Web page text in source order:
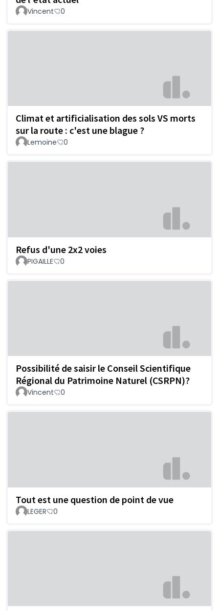
Vincent 0
Climat et artificialisation des sols VS morts
sur la route : c'est une blague ?
Lemoine 0
Refus d'une 2x2 voies
PIGAILLE 0
Possibilité de saisir le Conseil Scientifique
Régional du Patrimoine Naturel (CSRPN)?
Vincent 0
Tout est une question de point de vue
LEGER 0